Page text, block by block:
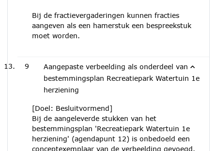
Bij de fractievergaderingen kunnen fracties
aangeven als een hamerstuk een bespreekstuk
moet worden.
9
Aangepaste verbeelding als onderdeel van
bestemmingsplan Recreatiepark Watertuin 1e
herziening
[Doel: Besluitvormend]
Bij de aangeleverde stukken van het
bestemmingsplan 'Recreatiepark Watertuin 1e
herziening' (agendapunt 12) is onbedoeld een
conceptexemplaar van de verbeelding gevoegd.